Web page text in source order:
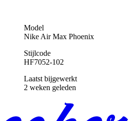
Model
Nike Air Max Phoenix
Stijlcode
HF7052-102
Laatst bijgewerkt
2 weken geleden